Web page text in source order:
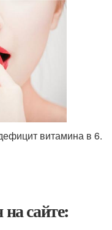
витамина в 6.
сайте: